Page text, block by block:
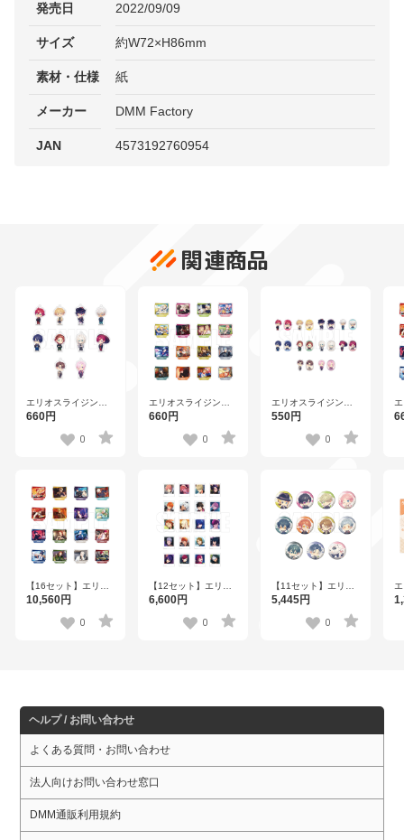
発売日 2022/09/09
サイズ 約W72×H86mm
素材・仕様 紙
メーカー DMM Factory
JAN 4573192760954
関連商品
エリオスライジング
ヒーローズ トレーデ
ver.A【DISP！！！
660円
0
エリオスライジング
ヒーローズ ワンシー
ョン第三弾
vol.2【DISP！！！
660円
0
エリオスライジング
ヒーローズ トレーデ
ver.A【DISP！！！
550円
0
【16セット】エリオ
スライジングヒーロ
ンドコレクション第
10,560円
0
【12セット】エリオ
スライジングヒーロ
ブロマイドコレクシ
ョン 第三弾
6,600円
0
【11セット】エリオ
スライジングヒーロ
ホログラム缶バッジ
ver.B【DISP！！！
5,445円
0
ヘルプ / お問い合わせ
よくある質問・お問い合わせ
法人向けお問い合わせ窓口
DMM通販利用規約